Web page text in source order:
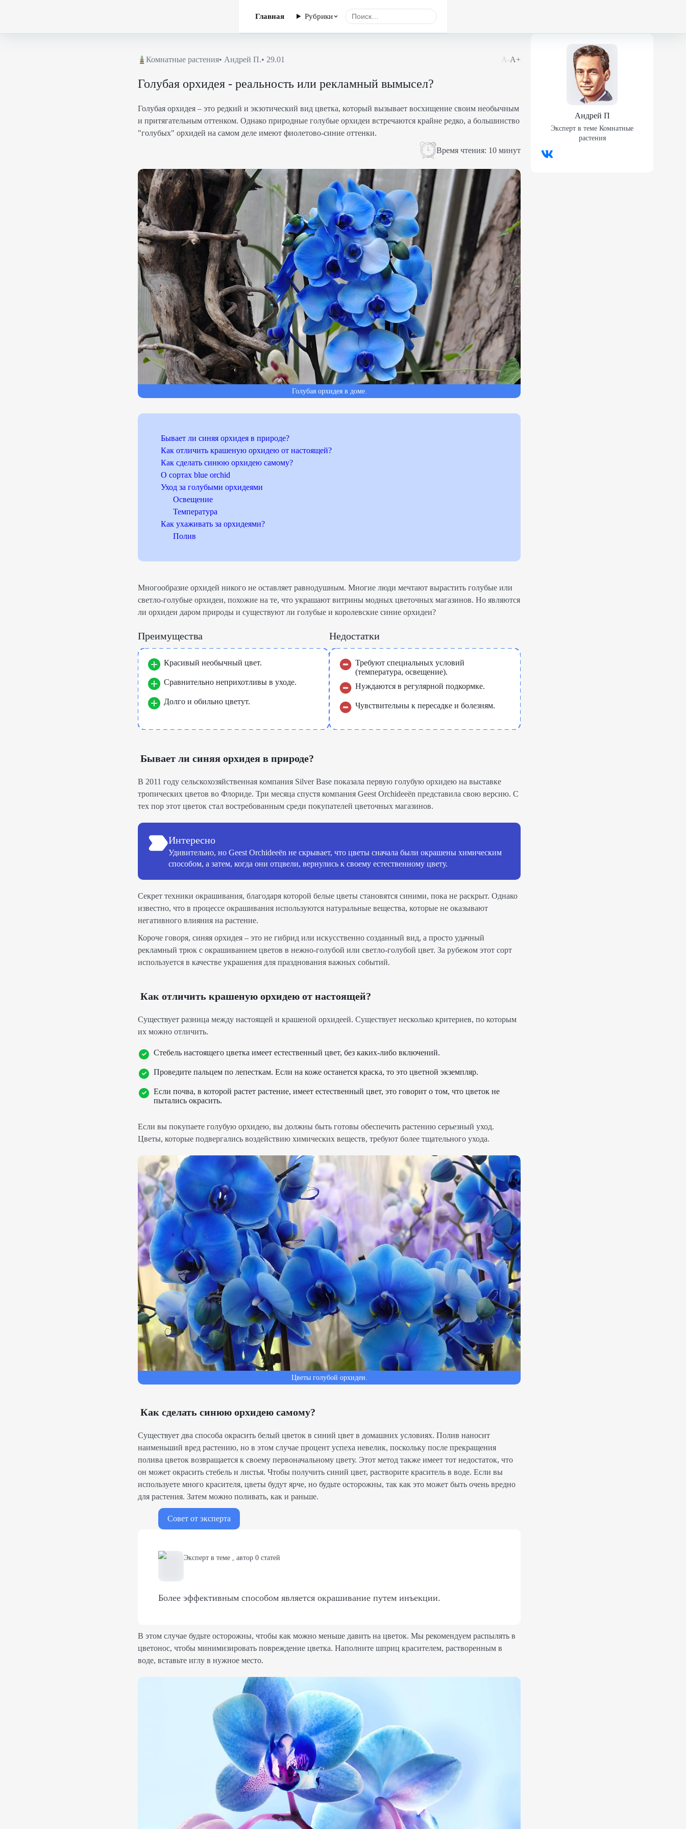
Главная Рубрики
Комнатные растения• Андрей П.• 29.01 А-А+
Голубая орхидея - реальность или рекламный вымысел?
Голубая орхидея – это редкий и экзотический вид цветка, который вызывает восхищение своим необычным
и притягательным оттенком. Однако природные голубые орхидеи встречаются крайне редко, а большинство
"голубых" орхидей на самом деле имеют фиолетово-синие оттенки.
Время чтения: 10 минут
Голубая орхидея в доме.
Бывает ли синяя орхидея в природе?
Как отличить крашеную орхидею от настоящей?
Как сделать синюю орхидею самому?
О сортах blue orchid
Уход за голубыми орхидеями
Освещение
Температура
Как ухаживать за орхидеями?
Полив
Многообразие орхидей никого не оставляет равнодушным. Многие люди мечтают вырастить голубые или
светло-голубые орхидеи, похожие на те, что украшают витрины модных цветочных магазинов. Но являются
ли орхидеи даром природы и существуют ли голубые и королевские синие орхидеи?
Преимущества
Красивый необычный цвет.
Сравнительно неприхотливы в уходе.
Долго и обильно цветут.
Недостатки
Требуют специальных условий
(температура, освещение).
Нуждаются в регулярной подкормке.
Чувствительны к пересадке и болезням.
Бывает ли синяя орхидея в природе?
В 2011 году сельскохозяйственная компания Silver Base показала первую голубую орхидею на выставке
тропических цветов во Флориде. Три месяца спустя компания Geest Orchideeën представила свою версию. С
тех пор этот цветок стал востребованным среди покупателей цветочных магазинов.
Интересно
Удивительно, но Geest Orchideeën не скрывает, что цветы сначала были окрашены химическим
способом, а затем, когда они отцвели, вернулись к своему естественному цвету.
Секрет техники окрашивания, благодаря которой белые цветы становятся синими, пока не раскрыт. Однако
известно, что в процессе окрашивания используются натуральные вещества, которые не оказывают
негативного влияния на растение.
Короче говоря, синяя орхидея – это не гибрид или искусственно созданный вид, а просто удачный
рекламный трюк с окрашиванием цветов в нежно-голубой или светло-голубой цвет. За рубежом этот сорт
используется в качестве украшения для празднования важных событий.
Как отличить крашеную орхидею от настоящей?
Существует разница между настоящей и крашеной орхидеей. Существует несколько критериев, по которым
их можно отличить.
Стебель настоящего цветка имеет естественный цвет, без каких-либо включений.
Проведите пальцем по лепесткам. Если на коже останется краска, то это цветной экземпляр.
Если почва, в которой растет растение, имеет естественный цвет, это говорит о том, что цветок не
пытались окрасить.
Если вы покупаете голубую орхидею, вы должны быть готовы обеспечить растению серьезный уход.
Цветы, которые подвергались воздействию химических веществ, требуют более тщательного ухода.
Цветы голубой орхидеи.
Как сделать синюю орхидею самому?
Существует два способа окрасить белый цветок в синий цвет в домашних условиях. Полив наносит
наименьший вред растению, но в этом случае процент успеха невелик, поскольку после прекращения
полива цветок возвращается к своему первоначальному цвету. Этот метод также имеет тот недостаток, что
он может окрасить стебель и листья. Чтобы получить синий цвет, растворите краситель в воде. Если вы
используете много красителя, цветы будут ярче, но будьте осторожны, так как это может быть очень вредно
для растения. Затем можно поливать, как и раньше.
Совет от эксперта
Эксперт в теме , автор 0 статей
Более эффективным способом является окрашивание путем инъекции.
В этом случае будьте осторожны, чтобы как можно меньше давить на цветок. Мы рекомендуем распылять в
цветонос, чтобы минимизировать повреждение цветка. Наполните шприц красителем, растворенным в
воде, вставьте иглу в нужное место.
Андрей П
Эксперт в теме Комнатные
растения